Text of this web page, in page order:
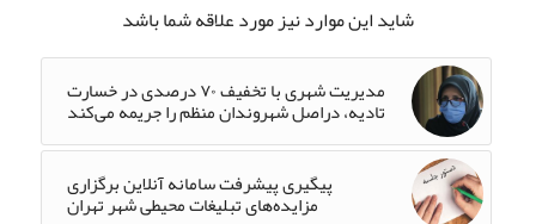
شاید این موارد نیز مورد علاقه شما باشد
مدیریت شهری با تخفیف ۷۰ درصدی در خسارت
تادیه، دراصل شهروندان منظم را جریمه می‌کند
پیگیری پیشرفت سامانه آنلاین برگزاری
مزایده‌های تبلیغات محیطی شهر تهران